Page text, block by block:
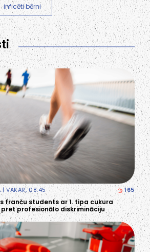
inficēti bērni
| VAKAR, 08:45 165
franču students ar 1. tipa cukura
profesionālo diskrimināciju